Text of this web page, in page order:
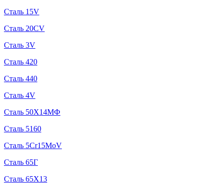
Сталь 15V
Сталь 20CV
Сталь 3V
Сталь 420
Сталь 440
Сталь 4V
Сталь 50Х14МФ
Сталь 5160
Сталь 5Cr15MoV
Сталь 65Г
Сталь 65Х13